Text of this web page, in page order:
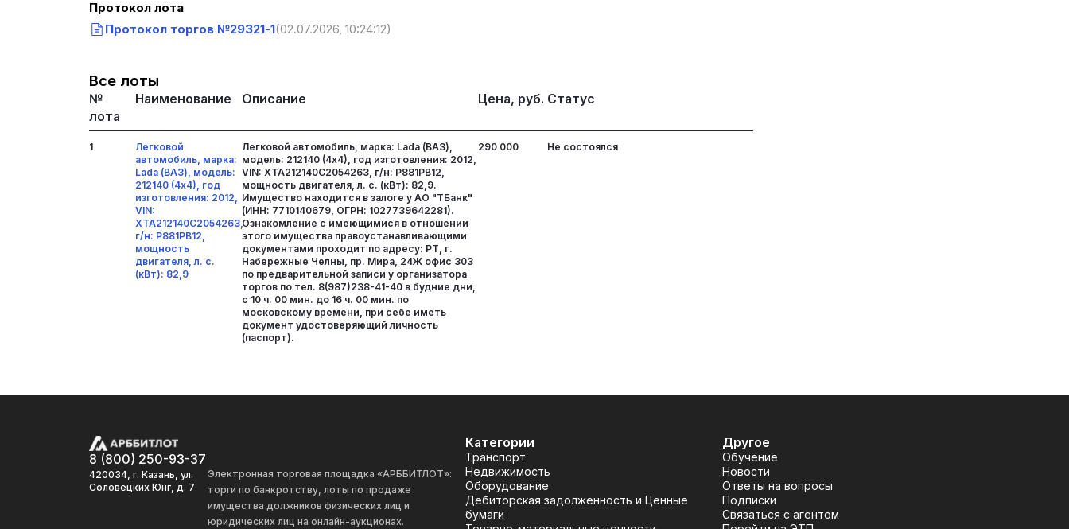
Протокол лота
Протокол торгов №29321-1(02.07.2026, 10:24:12)
Все лоты
№
лота
Наименование Описание Цена, руб. Статус
1
Легковой
автомобиль, марка:
Lada (ВАЗ), модель:
212140 (4х4), год
изготовления: 2012,
VIN:
XTA212140C2054263,
г/н: Р881РВ12,
мощность
двигателя, л. с.
(кВт): 82,9
Легковой автомобиль, марка: Lada (ВАЗ),
модель: 212140 (4х4), год изготовления: 2012,
VIN: XTA212140C2054263, г/н: Р881РВ12,
мощность двигателя, л. с. (кВт): 82,9.
Имущество находится в залоге у АО "ТБанк"
(ИНН: 7710140679, ОГРН: 1027739642281).
Ознакомление с имеющимися в отношении
этого имущества правоустанавливающими
документами проходит по адресу: РТ, г.
Набережные Челны, пр. Мира, 24Ж офис 303
по предварительной записи у организатора
торгов по тел. 8(987)238-41-40 в будние дни,
с 10 ч. 00 мин. до 16 ч. 00 мин. по
московскому времени, при себе иметь
документ удостоверяющий личность
(паспорт).
290 000 Не состоялся
8 (800) 250-93-37
420034, г. Казань, ул.
Соловецких Юнг, д. 7
Электронная торговая площадка «АРББИТЛОТ»:
торги по банкротству, лоты по продаже
имущества должников физических лиц и
юридических лиц на онлайн-аукционах.
Категории
Транспорт
Недвижимость
Оборудование
Дебиторская задолженность и Ценные
бумаги
Другое
Обучение
Новости
Ответы на вопросы
Подписки
Связаться с агентом